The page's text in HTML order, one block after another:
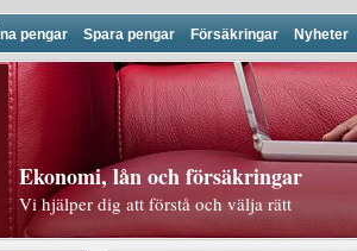
pengar Spara pengar Försäkringar Nyheter
Ekonomi, lån och försäkringar
Vi hjälper dig att förstå och välja rätt